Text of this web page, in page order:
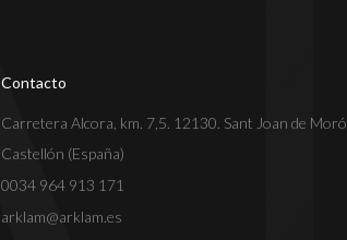
Contacto
Carretera Alcora, km. 7,5. 12130. Sant Joan de Moró.
Castellón (España)
0034 964 913 171
arklam@arklam.es